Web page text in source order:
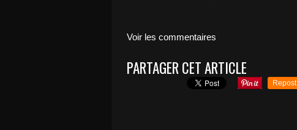
Voir les commentaires
PARTAGER CET ARTICLE
Repost